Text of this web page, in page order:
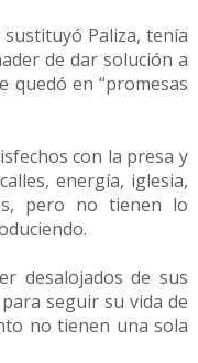
sustituyó Paliza, tenía
de dar solución a
quedó en “promesas
con la presa y
energía, iglesia,
pero no tienen lo
desalojados de sus
seguir su vida de
no tienen una sola